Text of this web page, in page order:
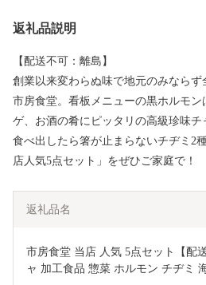
返礼品説明
【配送不可：離島】
創業以来変わらぬ味で地元のみなら
市房食堂。看板メニューの黒ホルモ
ゲ、お酒の肴にピッタリの高級珍味
食べ出したら箸が止まらないチヂミ2
店人気5点セット」をぜひご家庭で！
返礼品名
市房食堂 当店 人気 5点セット【配
ャ 加工食品 惣菜 ホルモン チヂミ